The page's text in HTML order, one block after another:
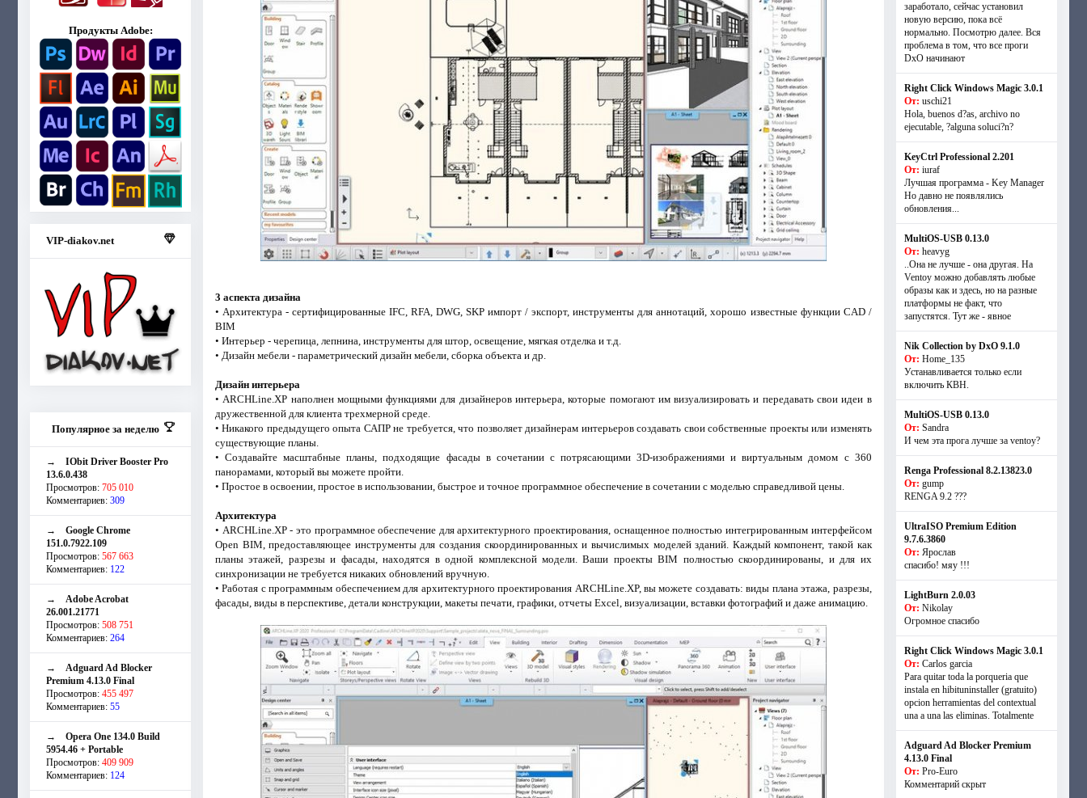
Продукты Adobe:
VIP-diakov.net
Популярное за неделю
→ IObit Driver Booster Pro
13.6.0.438
Просмотров: 705 010
Комментариев: 309
→ Google Chrome
151.0.7922.109
Просмотров: 567 663
Комментариев: 122
→ Adobe Acrobat
26.001.21771
Просмотров: 508 751
Комментариев: 264
→ Adguard Ad Blocker
Premium 4.13.0 Final
Просмотров: 455 497
Комментариев: 55
→ Opera One 134.0 Build
5954.46 + Portable
Просмотров: 409 909
Комментариев: 124
3 аспекта дизайна
• Архитектура - сертифицированные IFC, RFA, DWG, SKP импорт / экспорт, инструменты для аннотаций, хорошо известные функции CAD /
BIM
• Интерьер - черепица, лепнина, инструменты для штор, освещение, мягкая отделка и т.д.
• Дизайн мебели - параметрический дизайн мебели, сборка объекта и др.
Дизайн интерьера
• ARCHLine.XP наполнен мощными функциями для дизайнеров интерьера, которые помогают им визуализировать и передавать свои идеи в
дружественной для клиента трехмерной среде.
• Никакого предыдущего опыта САПР не требуется, что позволяет дизайнерам интерьеров создавать свои собственные проекты или изменять
существующие планы.
• Создавайте масштабные планы, подходящие фасады в сочетании с потрясающими 3D-изображениями и виртуальным домом с 360
панорамами, который вы можете пройти.
• Простое в освоении, простое в использовании, быстрое и точное программное обеспечение в сочетании с моделью справедливой цены.
Архитектура
• ARCHLine.XP - это программное обеспечение для архитектурного проектирования, оснащенное полностью интегрированным интерфейсом
Open BIM, предоставляющее инструменты для создания скоординированных и вычислимых моделей зданий. Каждый компонент, такой как
планы этажей, разрезы и фасады, находятся в одной комплексной модели. Ваши проекты BIM полностью скоординированы, и для их
синхронизации не требуется никаких обновлений вручную.
• Работая с программным обеспечением для архитектурного проектирования ARCHLine.XP, вы можете создавать: виды плана этажа, разрезы,
фасады, виды в перспективе, детали конструкции, макеты печати, графики, отчеты Excel, визуализации, вставки фотографий и даже анимацию.
заработало, сейчас установил
новую версию, пока всё
нормально. Посмотрю далее. Вся
проблема в том, что все проги
DxO начинают
Right Click Windows Magic 3.0.1
От: uschi21
Hola, buenos d?as, archivo no
ejecutable, ?alguna soluci?n?
KeyCtrl Professional 2.201
От: iuraf
Лучшая программа - Key Manager
Но давно не появлялись
обновления...
MultiOS-USB 0.13.0
От: heavyg
..Она не лучше - она другая. На
Ventoy можно добавлять любые
образы как и здесь, но на разные
платформы не факт, что
запустятся. Тут же - явное
Nik Collection by DxO 9.1.0
От: Home_135
Устанавливается только если
включить КВН.
MultiOS-USB 0.13.0
От: Sandra
И чем эта прога лучше за ventoy?
Renga Professional 8.2.13823.0
От: gump
RENGA 9.2 ???
UltraISO Premium Edition
9.7.6.3860
От: Ярослав
спасибо! мяу !!!
LightBurn 2.0.03
От: Nikolay
Огромное спасибо
Right Click Windows Magic 3.0.1
От: Carlos garcia
Para quitar toda la porqueria que
instala en hibituninstaller (gratuito)
opcion herramientas del contextual
una a una las eliminas. Totalmente
Adguard Ad Blocker Premium
4.13.0 Final
От: Pro-Euro
Комментарий скрыт